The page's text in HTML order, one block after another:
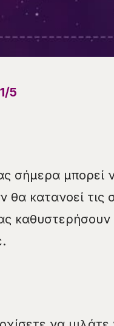
5
σήμερα μπορεί
θα κατανοεί τις
καθυστερήσουν